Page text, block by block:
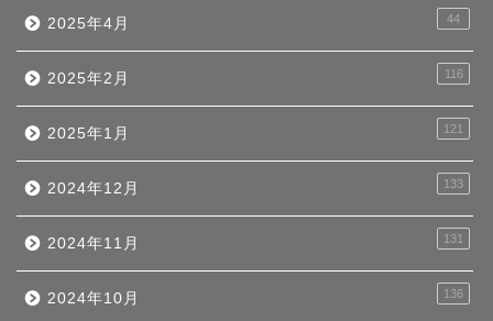
2025年4月 44
2025年2月 116
2025年1月 121
2024年12月 133
2024年11月 131
2024年10月 136